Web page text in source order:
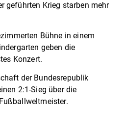
geführten Krieg starben mehr
Bühne in einem
geben die
Konzert.
der Bundesrepublik
2:1-Sieg über die